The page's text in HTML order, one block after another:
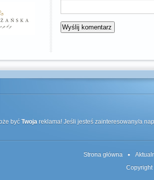
być Twoja reklama! Jeśli jesteś zainteresowany/a
Strona główna